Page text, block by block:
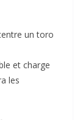
un toro
et charge
les